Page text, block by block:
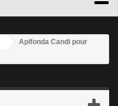
Apifonda Candi pour